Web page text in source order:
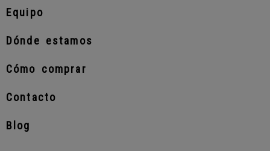
Equipo
Dónde estamos
Cómo comprar
Contacto
Blog